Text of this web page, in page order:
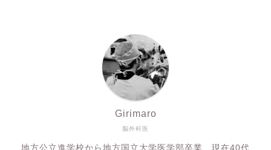
脳外科医
Girimaro
地方公立進学校から地方国立大学医学部卒業、現在40代